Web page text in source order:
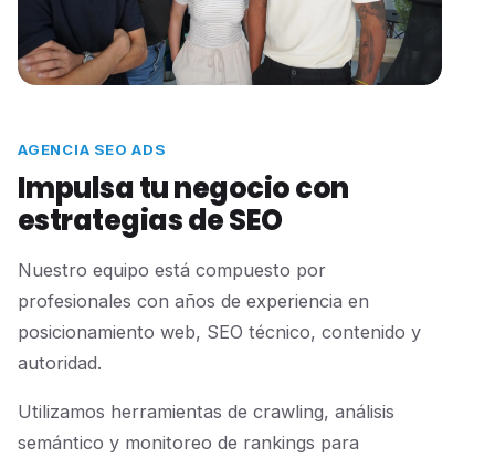
AGENCIA SEO ADS
Impulsa tu negocio con
estrategias de SEO
Nuestro equipo está compuesto por
profesionales con años de experiencia en
posicionamiento web, SEO técnico, contenido y
autoridad.
Utilizamos herramientas de crawling, análisis
semántico y monitoreo de rankings para